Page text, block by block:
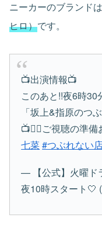
ニーカーのブランドは
ヒロ）です。
📺出演情報📺
このあと!!夜6時30
「坂上&指原のつ
📺🧎‍♀️ご視聴の準備
七菜#つぶれない
— 【公式】火曜ド
夜10時スタート🤍